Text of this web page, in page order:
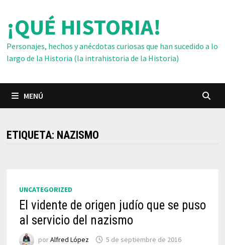
contenido
¡QUÉ HISTORIA!
Personajes, hechos y anécdotas curiosas que han sucedido a lo
largo de la Historia (la intrahistoria de la Historia)
MENÚ
ETIQUETA: NAZISMO
UNCATEGORIZED
El vidente de origen judío que se puso
al servicio del nazismo
porAlfred López 5 de septiembre de 2016